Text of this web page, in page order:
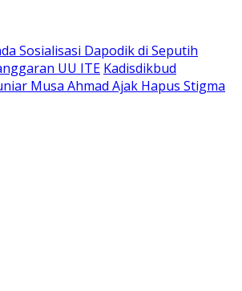
Sosialisasi Dapodik di Seputih
UU ITE Kadisdikbud
Musa Ahmad Ajak Hapus Stigma